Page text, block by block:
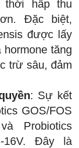
thời hấp thu
Đặc biệt,
được lấy
tăng
trừ sâu, đảm
: Sự kết
GOS/FOS
Probiotics
16V. Đây là